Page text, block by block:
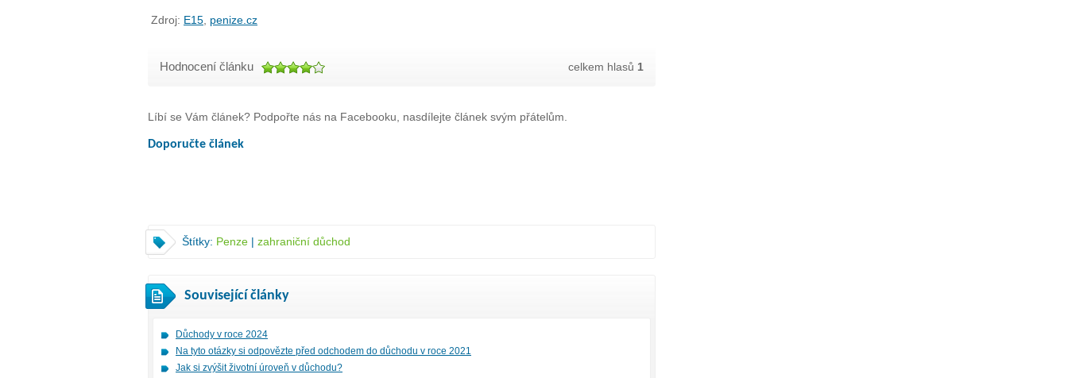
Zdroj: E15, penize.cz
Hodnocení článku celkem hlasů 1
Líbí se Vám článek? Podpořte nás na Facebooku, nasdílejte článek svým přátelům.
Doporučte článek
Štítky: Penze | zahraniční důchod
Související články
Důchody v roce 2024
Na tyto otázky si odpovězte před odchodem do důchodu v roce 2021
Jak si zvýšit životní úroveň v důchodu?